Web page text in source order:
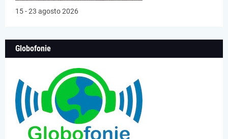
15 - 23 agosto 2026
Globofonie